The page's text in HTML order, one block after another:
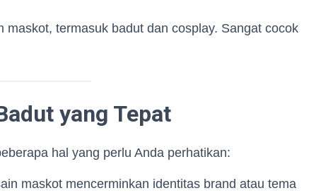
maskot, termasuk badut dan cosplay. Sangat cocok
yang Tepat
hal yang perlu Anda perhatikan:
maskot mencerminkan identitas brand atau tema